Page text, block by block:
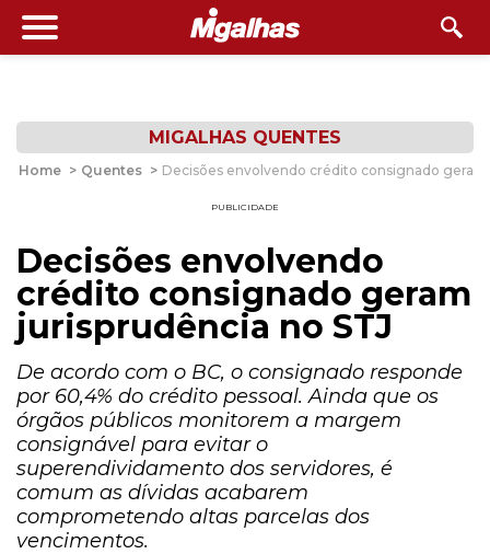
MIGALHAS QUENTES
Home > Quentes > Decisões envolvendo crédito consignado geram
PUBLICIDADE
Decisões envolvendo
crédito consignado geram
jurisprudência no STJ
De acordo com o BC, o consignado responde
por 60,4% do crédito pessoal. Ainda que os
órgãos públicos monitorem a margem
consignável para evitar o
superendividamento dos servidores, é
comum as dívidas acabarem
comprometendo altas parcelas dos
vencimentos.